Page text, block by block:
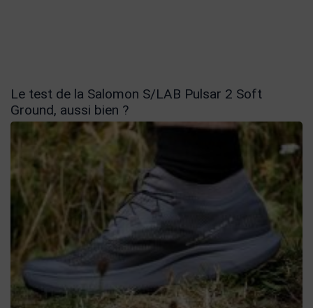
Le test de la Salomon S/LAB Pulsar 2 Soft
Ground, aussi bien ?